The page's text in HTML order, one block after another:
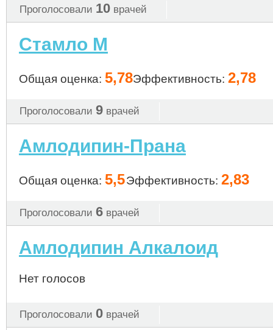
Проголосовали 10 врачей
Стамло М
Общая оценка: 5,78Эффективность: 2,78
Проголосовали 9 врачей
Амлодипин-Прана
Общая оценка: 5,5Эффективность: 2,83
Проголосовали 6 врачей
Амлодипин Алкалоид
Нет голосов
Проголосовали 0 врачей